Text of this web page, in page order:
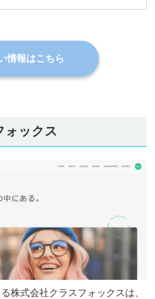
情報はこちら
ォックス
株式会社クラスフォックスは、